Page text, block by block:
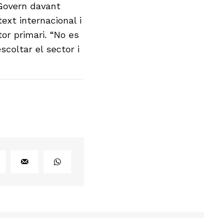
davant
internacional i
primari. “No es
el sector i